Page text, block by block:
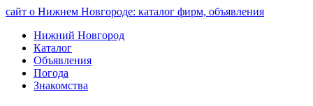
сайт о Нижнем Новгороде: каталог фирм, объявления
Нижний Новгород
Каталог
Объявления
Погода
Знакомства